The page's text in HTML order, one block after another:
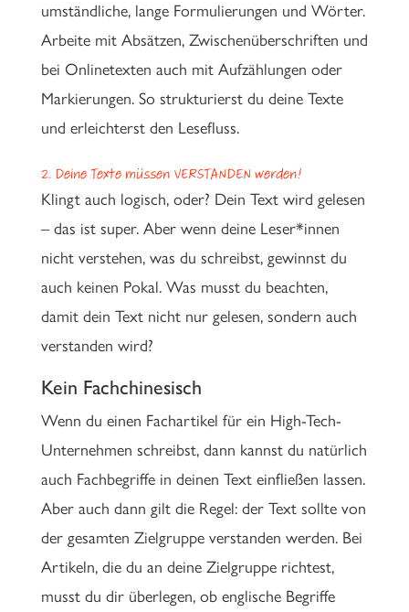
umständliche, lange Formulierungen und Wörter.
Arbeite mit Absätzen, Zwischenüberschriften und
bei Onlinetexten auch mit Aufzählungen oder
Markierungen. So strukturierst du deine Texte
und erleichterst den Lesefluss.
2. Deine Texte müssen VERSTANDEN werden!
Klingt auch logisch, oder? Dein Text wird gelesen
– das ist super. Aber wenn deine Leser*innen
nicht verstehen, was du schreibst, gewinnst du
auch keinen Pokal. Was musst du beachten,
damit dein Text nicht nur gelesen, sondern auch
verstanden wird?
Kein Fachchinesisch
Wenn du einen Fachartikel für ein High-Tech-
Unternehmen schreibst, dann kannst du natürlich
auch Fachbegriffe in deinen Text einfließen lassen.
Aber auch dann gilt die Regel: der Text sollte von
der gesamten Zielgruppe verstanden werden. Bei
Artikeln, die du an deine Zielgruppe richtest,
musst du dir überlegen, ob englische Begriffe